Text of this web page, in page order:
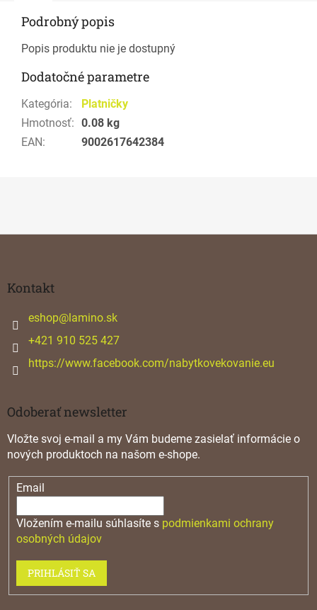
Podrobný popis
Popis produktu nie je dostupný
Dodatočné parametre
Kategória:
Platničky
Hmotnosť: 0.08 kg
EAN: 9002617642384
Kontakt
eshop@lamino.sk
+421 910 525 427
https://www.facebook.com/nabytkovekovanie.eu
Odoberať newsletter
Vložte svoj e-mail a my Vám budeme zasielať informácie o
nových produktoch na našom e-shope.
Email
Vložením e-mailu súhlasíte s podmienkami ochrany
osobných údajov
PRIHLÁSIŤ SA